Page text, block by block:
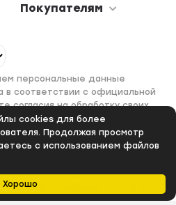
Хорошо
cookies для более
Продолжая просмотр
с использованием файлов
Избранное
Покупателям
персональные данные
в соответствии с официальной
согласия на обработку своих
покинуть наш сайт.